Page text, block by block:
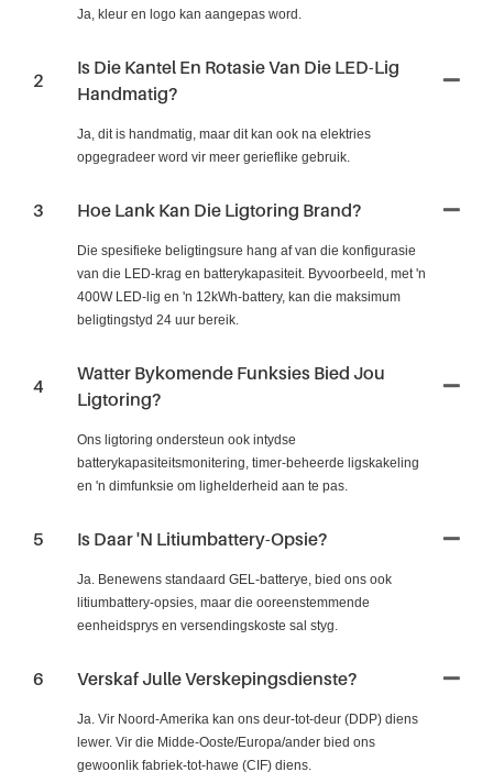
Ja, kleur en logo kan aangepas word.
2
Is Die Kantel En Rotasie Van Die LED-Lig
Handmatig?
Ja, dit is handmatig, maar dit kan ook na elektries
opgegradeer word vir meer gerieflike gebruik.
3 Hoe Lank Kan Die Ligtoring Brand?
Die spesifieke beligtingsure hang af van die konfigurasie
van die LED-krag en batterykapasiteit. Byvoorbeeld, met 'n
400W LED-lig en 'n 12kWh-battery, kan die maksimum
beligtingstyd 24 uur bereik.
4
Watter Bykomende Funksies Bied Jou
Ligtoring?
Ons ligtoring ondersteun ook intydse
batterykapasiteitsmonitering, timer-beheerde ligskakeling
en 'n dimfunksie om lighelderheid aan te pas.
5 Is Daar 'n Litiumbattery-Opsie?
Ja. Benewens standaard GEL-batterye, bied ons ook
litiumbattery-opsies, maar die ooreenstemmende
eenheidsprys en versendingskoste sal styg.
6 Verskaf Julle Verskepingsdienste?
Ja. Vir Noord-Amerika kan ons deur-tot-deur (DDP) diens
lewer. Vir die Midde-Ooste/Europa/ander bied ons
gewoonlik fabriek-tot-hawe (CIF) diens.